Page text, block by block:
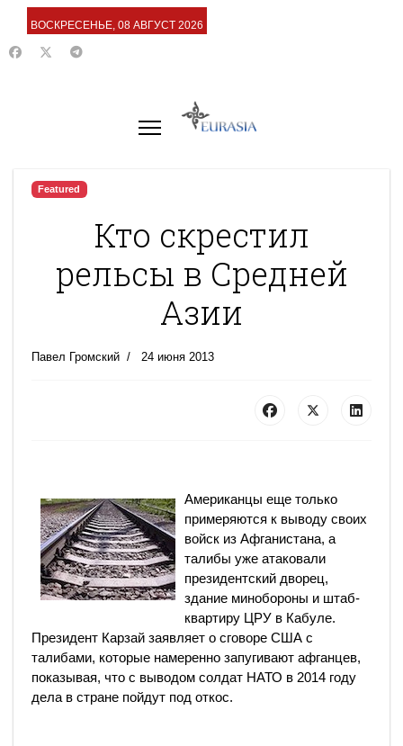
ВОСКРЕСЕНЬЕ, 08 АВГУСТ 2026
Featured
Кто скрестил
рельсы в Средней
Азии
Павел Громский 24 июня 2013
Американцы еще только
примеряются к выводу своих
войск из Афганистана, а
талибы уже атаковали
президентский дворец,
здание минобороны и штаб-
квартиру ЦРУ в Кабуле.
Президент Карзай заявляет о сговоре США с
талибами, которые намеренно запугивают афганцев,
показывая, что с выводом солдат НАТО в 2014 году
дела в стране пойдут под откос.